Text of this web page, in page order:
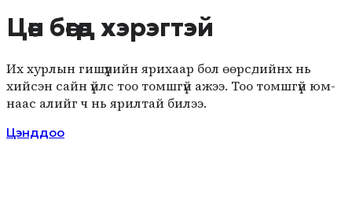
Цөөн бөгөөд хэрэгтэй
Их хурлын гишүүдийн ярихаар бол өөрсдийнх нь
хийсэн сайн үйлс тоо томш­гүй ажээ. Тоо томшгүй юм­
наас алийг ч нь ярилтай билээ.
Цэнддоо